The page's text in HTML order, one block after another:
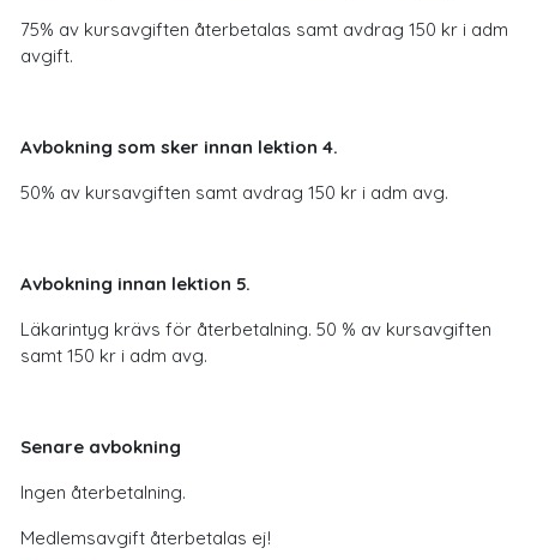
75% av kursavgiften återbetalas samt avdrag 150 kr i adm
avgift.
Avbokning som sker innan lektion 4.
50% av kursavgiften samt avdrag 150 kr i adm avg.
Avbokning innan lektion 5.
Läkarintyg krävs för återbetalning. 50 % av kursavgiften
samt 150 kr i adm avg.
Senare avbokning
Ingen återbetalning.
Medlemsavgift återbetalas ej!